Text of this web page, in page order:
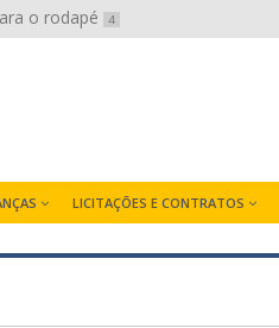
o rodapé 4
LICITAÇÕES E CONTRATOS